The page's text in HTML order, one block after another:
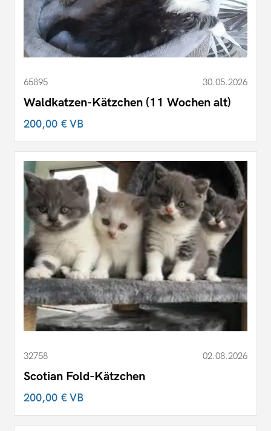
65895 30.05.2026
Waldkatzen-Kätzchen (11 Wochen alt)
200,00 €VB
32758 02.08.2026
Scotian Fold-Kätzchen
200,00 €VB